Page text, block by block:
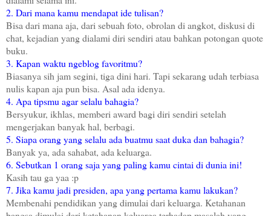
2. Dari mana kamu mendapat ide tulisan?
Bisa dari mana aja, dari sebuah foto, obrolan di angkot, diskusi di
chat, kejadian yang dialami diri sendiri atau bahkan potongan quote
buku.
3. Kapan waktu ngeblog favoritmu?
Biasanya sih jam segini, tiga dini hari. Tapi sekarang udah terbiasa
nulis kapan aja pun bisa. Asal ada idenya.
4. Apa tipsmu agar selalu bahagia?
Bersyukur, ikhlas, memberi award bagi diri sendiri setelah
mengerjakan banyak hal, berbagi.
5. Siapa orang yang selalu ada buatmu saat duka dan bahagia?
Banyak ya, ada sahabat, ada keluarga.
6. Sebutkan 1 orang saja yang paling kamu cintai di dunia ini!
Kasih tau ga yaa :p
7. Jika kamu jadi presiden, apa yang pertama kamu lakukan?
Membenahi pendidikan yang dimulai dari keluarga. Ketahanan